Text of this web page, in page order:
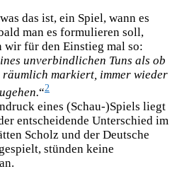
das ist, ein Spiel, wann es
man es formulieren soll,
wir für den Einstieg mal so:
unverbindlichen Tuns als ob
markiert, immer wieder
“2
eines (Schau-)Spiels liegt
entscheidende Unterschied im
Scholz und der Deutsche
stünden keine